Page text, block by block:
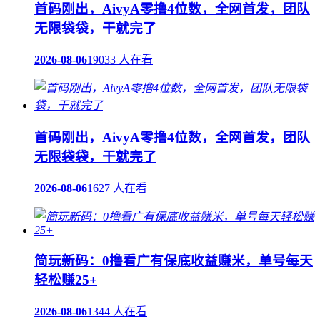
首码刚出，AivyA零撸4位数，全网首发，团队
无限袋袋，干就完了
2026-08-0619033 人在看
首码刚出，AivyA零撸4位数，全网首发，团队
无限袋袋，干就完了
2026-08-061627 人在看
简玩新码：0撸看广有保底收益赚米，单号每天
轻松赚25+
2026-08-061344 人在看